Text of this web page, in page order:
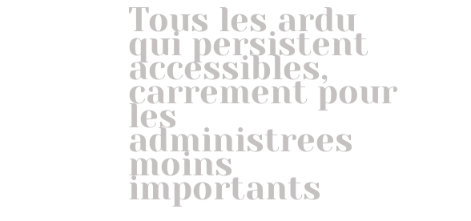
Tous les ardu
qui persistent
accessibles,
carrement pour
les
administrees
moins
importants